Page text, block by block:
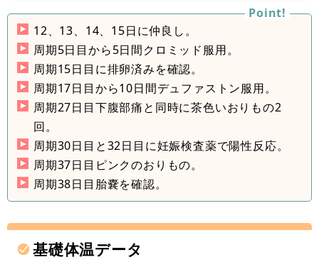
12、13、14、15日に仲良し。
周期5日目から5日間クロミッド服用。
周期15日目に排卵済みを確認。
周期17日目から10日間デュファストン服用。
周期27日目下腹部痛と同時に茶色いおりもの2
回。
周期30日目と32日目に妊娠検査薬で陽性反応。
周期37日目ピンクのおりもの。
周期38日目胎嚢を確認。
基礎体温データ